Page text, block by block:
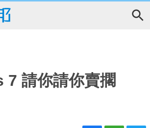
請你請你賣擱